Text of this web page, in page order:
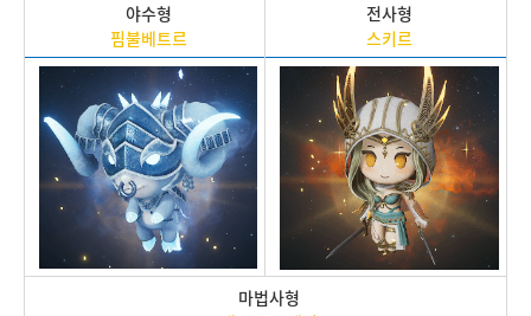
야수형
핌불베트르
전사형
스키르
마법사형